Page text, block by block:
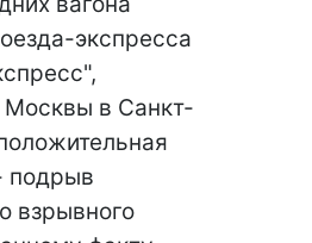
экспресса
Москвы в Санкт-
подрыв
взрывного